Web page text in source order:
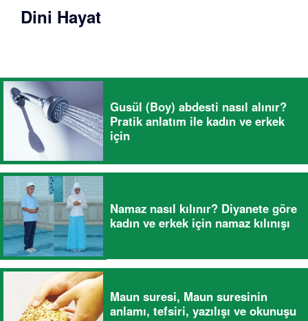
Dini Hayat
Gusül (Boy) abdesti nasıl alınır?
Pratik anlatım ile kadın ve erkek
için
Namaz nasıl kılınır? Diyanete göre
kadın ve erkek için namaz kılınışı
Maun suresi, Maun suresinin
anlamı, tefsiri, yazılışı ve okunuşu